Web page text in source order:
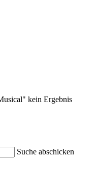
kein Ergebnis
Suche abschicken